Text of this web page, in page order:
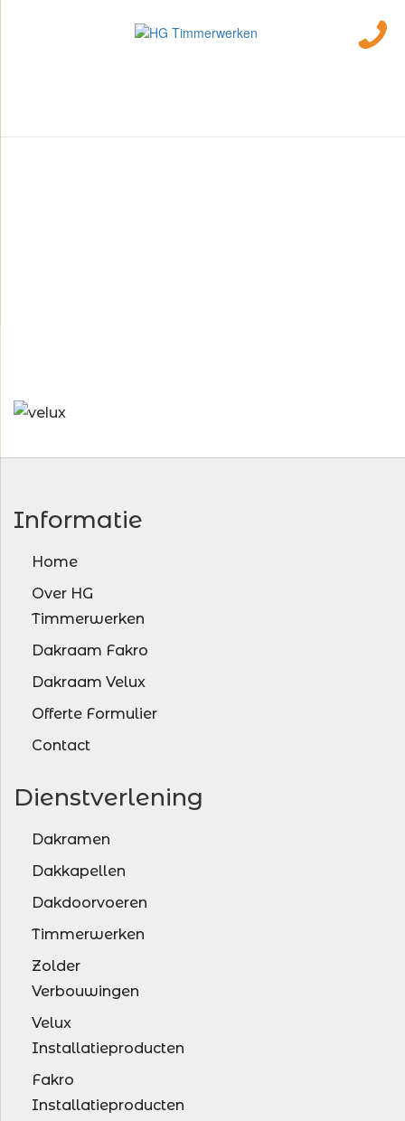
Informatie
Home
Over HG
Timmerwerken
Dakraam Fakro
Dakraam Velux
Offerte Formulier
Contact
Dienstverlening
Dakramen
Dakkapellen
Dakdoorvoeren
Timmerwerken
Zolder
Verbouwingen
Velux
Installatieproducten
Fakro
Installatieproducten